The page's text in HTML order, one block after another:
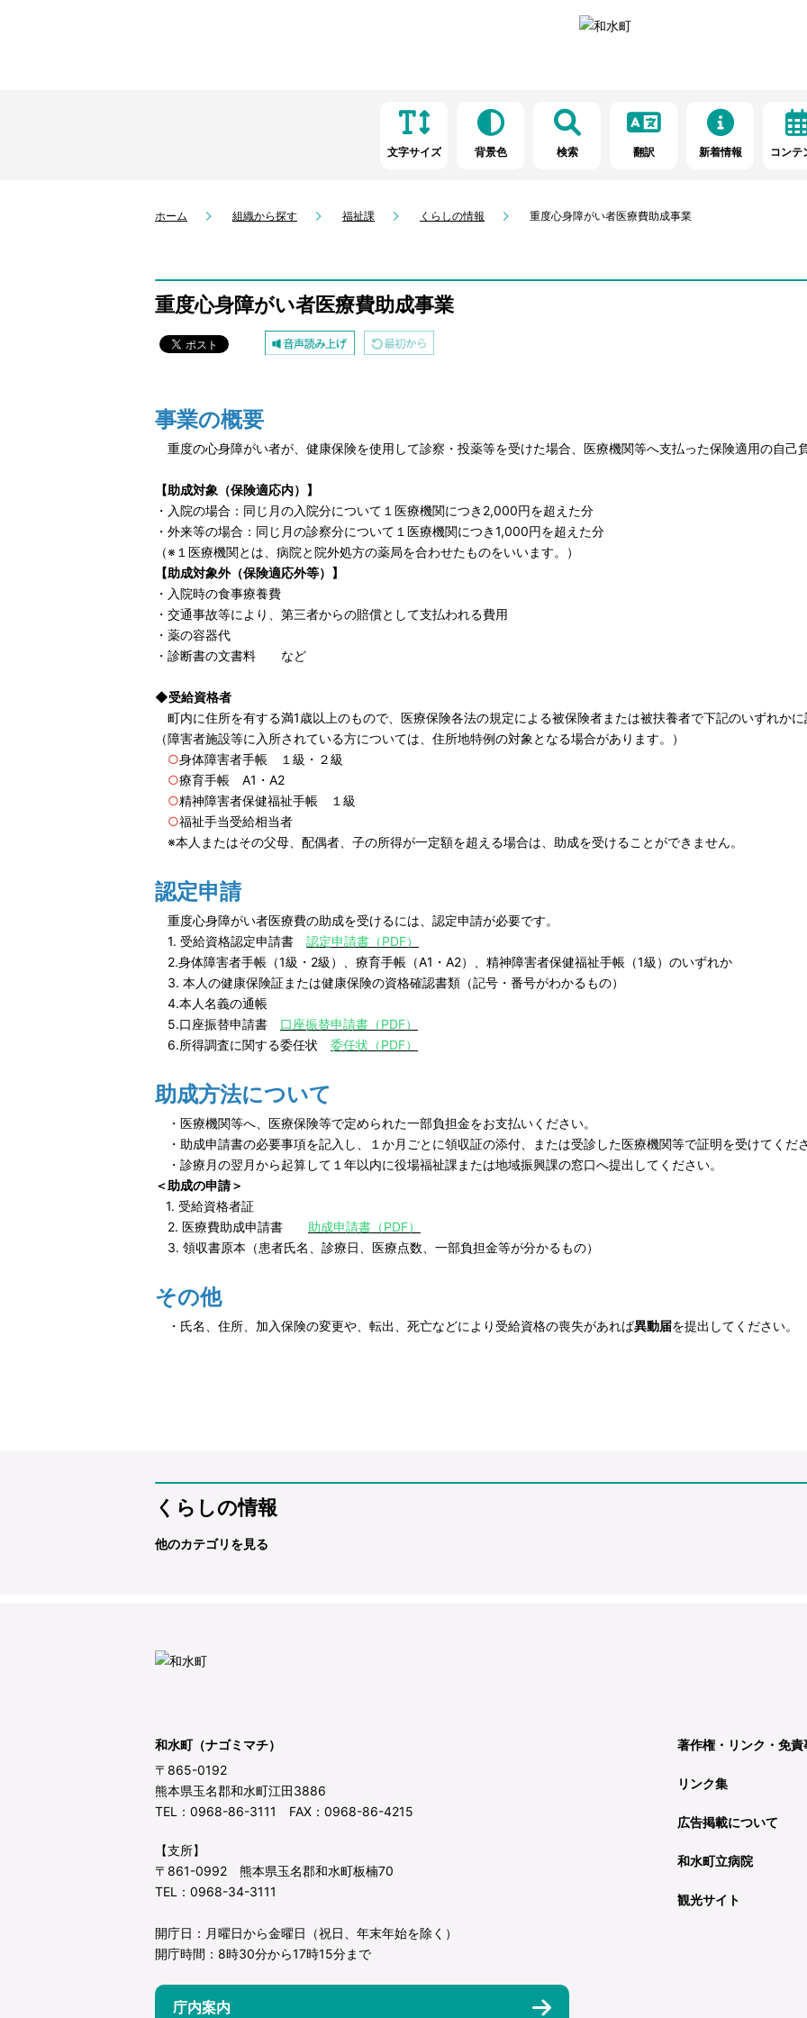
文字サイズ 背景色 検索 翻訳 新着情報 コンテ
ホーム 組織から探す 福祉課 くらしの情報 重度心身障がい者医療費助成事業
重度心身障がい者医療費助成事業
事業の概要
重度の心身障がい者が、健康保険を使用して診察・投薬等を受けた場合、医療機関等へ支払った保険適用の自己
【助成対象（保険適応内）】
・入院の場合：同じ月の入院分について１医療機関につき2,000円を超えた分
・外来等の場合：同じ月の診察分について１医療機関につき1,000円を超えた分
（※１医療機関とは、病院と院外処方の薬局を合わせたものをいいます。）
【助成対象外（保険適応外等）】
・入院時の食事療養費
・交通事故等により、第三者からの賠償として支払われる費用
・薬の容器代
・診断書の文書料 など
◆受給資格者
町内に住所を有する満1歳以上のもので、医療保険各法の規定による被保険者または被扶養者で下記のいずれか
（障害者施設等に入所されている方については、住所地特例の対象となる場合があります。）
○身体障害者手帳 １級・２級
○療育手帳 A1・A2
○精神障害者保健福祉手帳 １級
○福祉手当受給相当者
※本人またはその父母、配偶者、子の所得が一定額を超える場合は、助成を受けることができません。
認定申請
重度心身障がい者医療費の助成を受けるには、認定申請が必要です。
1. 受給資格認定申請書 認定申請書（PDF）
2.身体障害者手帳（1級・2級）、療育手帳（A1・A2）、精神障害者保健福祉手帳（1級）のいずれか
3. 本人の健康保険証または健康保険の資格確認書類（記号・番号がわかるもの）
4.本人名義の通帳
5.口座振替申請書 口座振替申請書（PDF）
6.所得調査に関する委任状 委任状（PDF）
助成方法について
・医療機関等へ、医療保険等で定められた一部負担金をお支払いください。
・助成申請書の必要事項を記入し、１か月ごとに領収証の添付、または受診した医療機関等で証明を受けてくだ
・診療月の翌月から起算して１年以内に役場福祉課または地域振興課の窓口へ提出してください。
＜助成の申請＞
1. 受給資格者証
2. 医療費助成申請書 助成申請書（PDF）
3. 領収書原本（患者氏名、診療日、医療点数、一部負担金等が分かるもの）
その他
・氏名、住所、加入保険の変更や、転出、死亡などにより受給資格の喪失があれば異動届を提出してください
くらしの情報
他のカテゴリを見る
和水町（ナゴミマチ）
〒865-0192
熊本県玉名郡和水町江田3886
TEL：0968-86-3111 FAX：0968-86-4215
【支所】
〒861-0992 熊本県玉名郡和水町板楠70
TEL：0968-34-3111
開庁日：月曜日から金曜日（祝日、年末年始を除く）
開庁時間：8時30分から17時15分まで
庁内案内
著作権・リンク・免責
リンク集
広告掲載について
和水町立病院
観光サイト